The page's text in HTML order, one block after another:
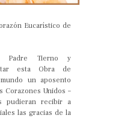
Eucarístico de
Padre Tierno y
esta Obra de
un aposento
Corazones Unidos –
pudieran recibir a
las gracias de la